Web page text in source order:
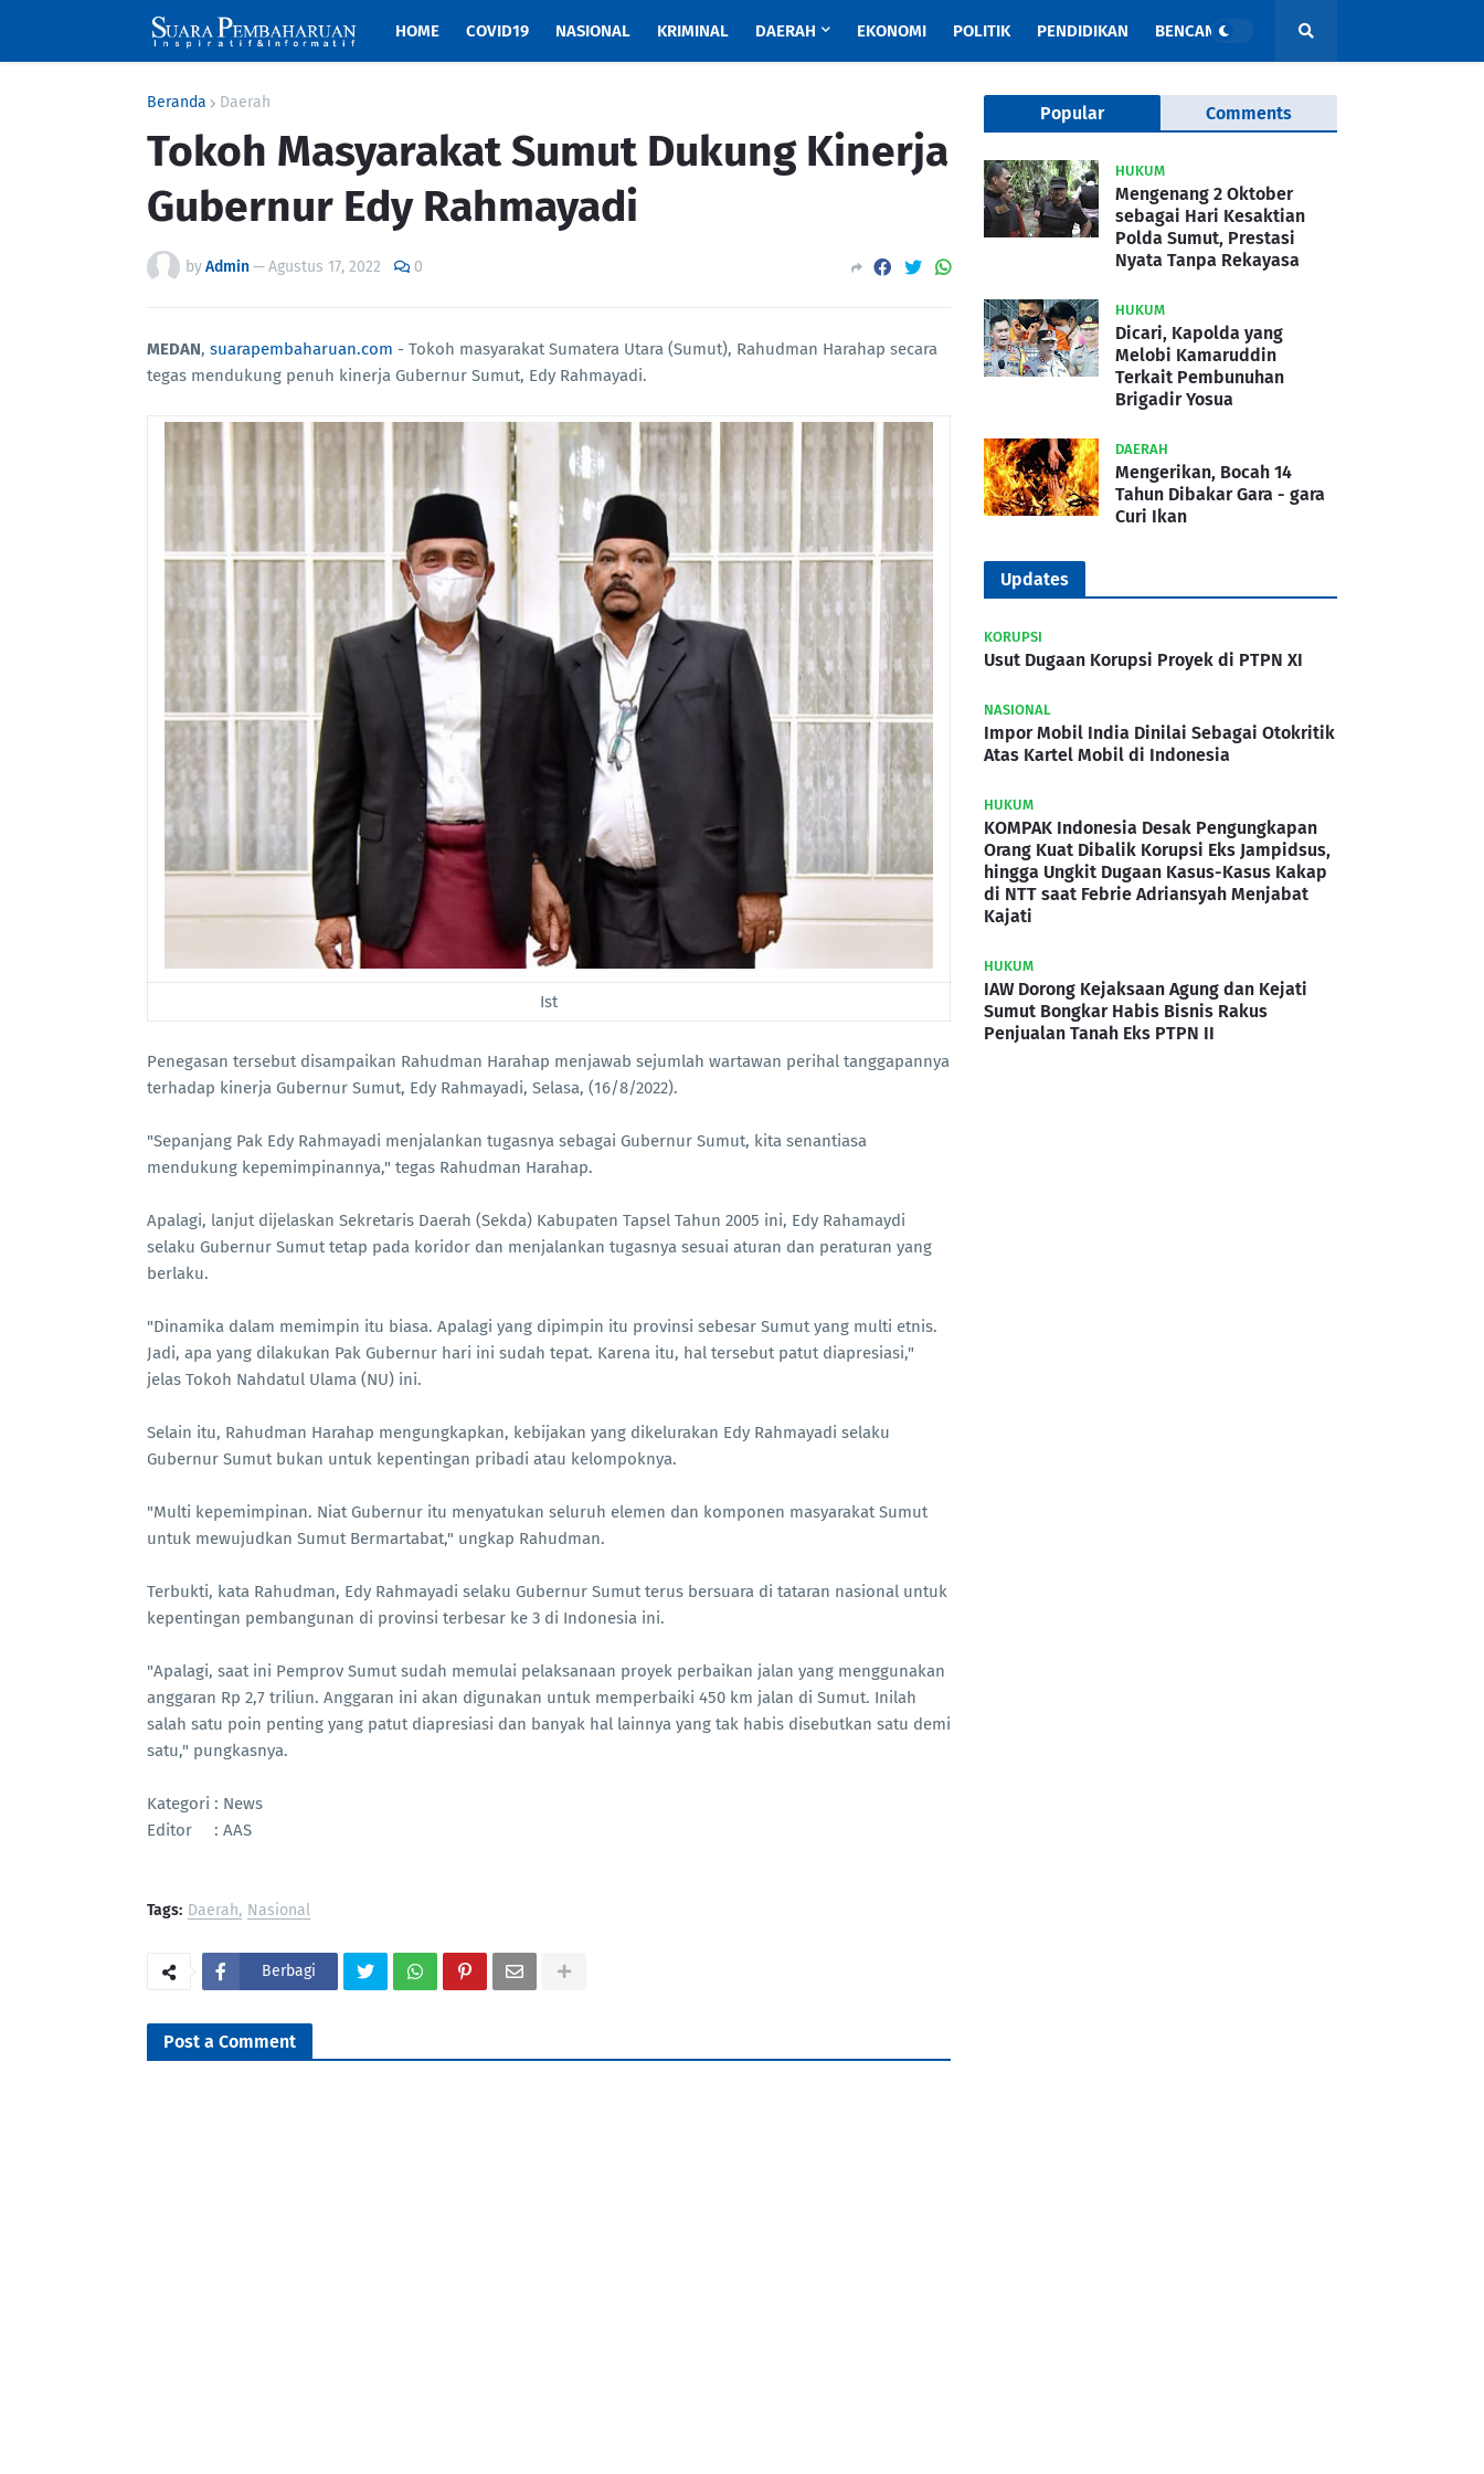
HOME COVID19 NASIONAL KRIMINAL DAERAH EKONOMI POLITIK PENDIDIKAN BENCANA
Beranda Daerah
Tokoh Masyarakat Sumut Dukung Kinerja
Gubernur Edy Rahmayadi
byAdmin—Agustus 17, 2022 0
MEDAN, suarapembaharuan.com - Tokoh masyarakat Sumatera Utara (Sumut), Rahudman Harahap secara
tegas mendukung penuh kinerja Gubernur Sumut, Edy Rahmayadi.
Ist
Penegasan tersebut disampaikan Rahudman Harahap menjawab sejumlah wartawan perihal tanggapannya
terhadap kinerja Gubernur Sumut, Edy Rahmayadi, Selasa, (16/8/2022).
"Sepanjang Pak Edy Rahmayadi menjalankan tugasnya sebagai Gubernur Sumut, kita senantiasa
mendukung kepemimpinannya," tegas Rahudman Harahap.
Apalagi, lanjut dijelaskan Sekretaris Daerah (Sekda) Kabupaten Tapsel Tahun 2005 ini, Edy Rahamaydi
selaku Gubernur Sumut tetap pada koridor dan menjalankan tugasnya sesuai aturan dan peraturan yang
berlaku.
"Dinamika dalam memimpin itu biasa. Apalagi yang dipimpin itu provinsi sebesar Sumut yang multi etnis.
Jadi, apa yang dilakukan Pak Gubernur hari ini sudah tepat. Karena itu, hal tersebut patut diapresiasi,"
jelas Tokoh Nahdatul Ulama (NU) ini.
Selain itu, Rahudman Harahap mengungkapkan, kebijakan yang dikelurakan Edy Rahmayadi selaku
Gubernur Sumut bukan untuk kepentingan pribadi atau kelompoknya.
"Multi kepemimpinan. Niat Gubernur itu menyatukan seluruh elemen dan komponen masyarakat Sumut
untuk mewujudkan Sumut Bermartabat," ungkap Rahudman.
Terbukti, kata Rahudman, Edy Rahmayadi selaku Gubernur Sumut terus bersuara di tataran nasional untuk
kepentingan pembangunan di provinsi terbesar ke 3 di Indonesia ini.
"Apalagi, saat ini Pemprov Sumut sudah memulai pelaksanaan proyek perbaikan jalan yang menggunakan
anggaran Rp 2,7 triliun. Anggaran ini akan digunakan untuk memperbaiki 450 km jalan di Sumut. Inilah
salah satu poin penting yang patut diapresiasi dan banyak hal lainnya yang tak habis disebutkan satu demi
satu," pungkasnya.
Kategori : News
Editor : AAS
Tags: Daerah Nasional
Berbagi
Post a Comment
Popular Comments
HUKUM
Mengenang 2 Oktober
sebagai Hari Kesaktian
Polda Sumut, Prestasi
Nyata Tanpa Rekayasa
HUKUM
Dicari, Kapolda yang
Melobi Kamaruddin
Terkait Pembunuhan
Brigadir Yosua
DAERAH
Mengerikan, Bocah 14
Tahun Dibakar Gara - gara
Curi Ikan
Updates
KORUPSI
Usut Dugaan Korupsi Proyek di PTPN XI
NASIONAL
Impor Mobil India Dinilai Sebagai Otokritik
Atas Kartel Mobil di Indonesia
HUKUM
KOMPAK Indonesia Desak Pengungkapan
Orang Kuat Dibalik Korupsi Eks Jampidsus,
hingga Ungkit Dugaan Kasus-Kasus Kakap
di NTT saat Febrie Adriansyah Menjabat
Kajati
HUKUM
IAW Dorong Kejaksaan Agung dan Kejati
Sumut Bongkar Habis Bisnis Rakus
Penjualan Tanah Eks PTPN II